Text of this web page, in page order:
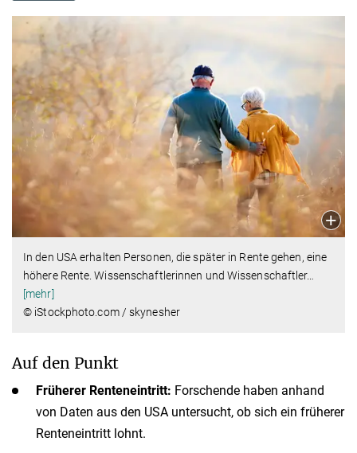
In den USA erhalten Personen, die später in Rente gehen, eine
höhere Rente. Wissenschaftlerinnen und Wissenschaftler…
[mehr]
© iStockphoto.com / skynesher
Auf den Punkt
Früherer Renteneintritt: Forschende haben anhand
von Daten aus den USA untersucht, ob sich ein früherer
Renteneintritt lohnt.